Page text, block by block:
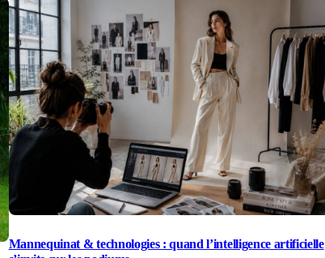
Mannequinat & technologies : quand l’intelligence artificielle